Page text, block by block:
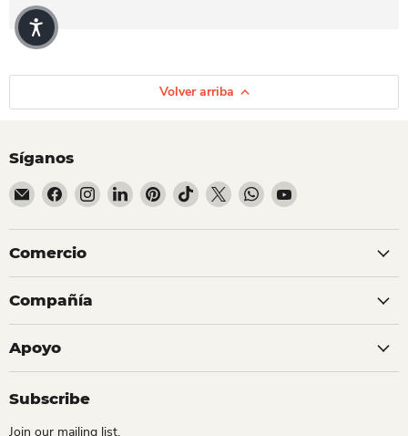
Volver arriba
Síganos
Encuéntrenos en Correo electrónico
Encuéntrenos en Facebook
Encuéntrenos en Instagram
Encuéntrenos en LinkedIn
Encuéntrenos en Pinterest
Encuéntrenos en TikTok
Encuéntrenos en X
Encuéntrenos en
Encuéntrenos en
Comercio
Compañía
Apoyo
Subscribe
Join our mailing list.